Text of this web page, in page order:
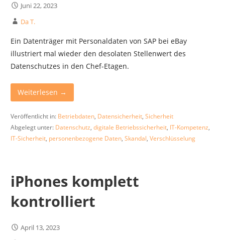
Juni 22, 2023
Da T.
Ein Datenträger mit Personaldaten von SAP bei eBay
illustriert mal wieder den desolaten Stellenwert des
Datenschutzes in den Chef-Etagen.
Weiterlesen →
Veröffentlicht in: Betriebdaten, Datensicherheit, Sicherheit
Abgelegt unter: Datenschutz, digitale Betriebssicherheit, IT-Kompetenz,
IT-Sicherheit, personenbezogene Daten, Skandal, Verschlüsselung
iPhones komplett
kontrolliert
April 13, 2023